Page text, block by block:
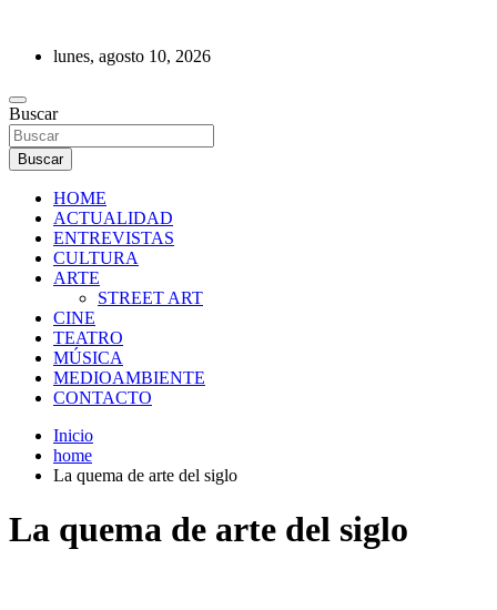
contenidolunes, agosto 10, 2026
REVISTA DE PRENSA
Buscar
Buscar
HOME
ACTUALIDAD
ENTREVISTAS
CULTURA
ARTE
STREET ART
CINE
TEATRO
MÚSICA
MEDIOAMBIENTE
CONTACTO
Inicio
home
La quema de arte del siglo
La quema de arte del siglo